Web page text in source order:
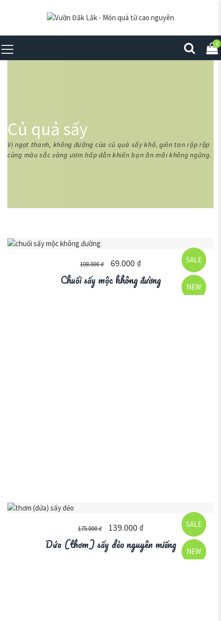
0
Củ quả sấy
Vị ngọt thanh, không đường của củ quả sấy khô, giòn tan rộp rộp
cùng màu sắc vàng ươm hấp dẫn khiến bạn ăn mãi không ngừng.
SALE
NEW
108.000₫ 69.000 ₫
Chuối sấy mộc không đường
SALE
NEW
175.000₫ 139.000 ₫
Dứa (thơm) sấy dẻo nguyên miếng